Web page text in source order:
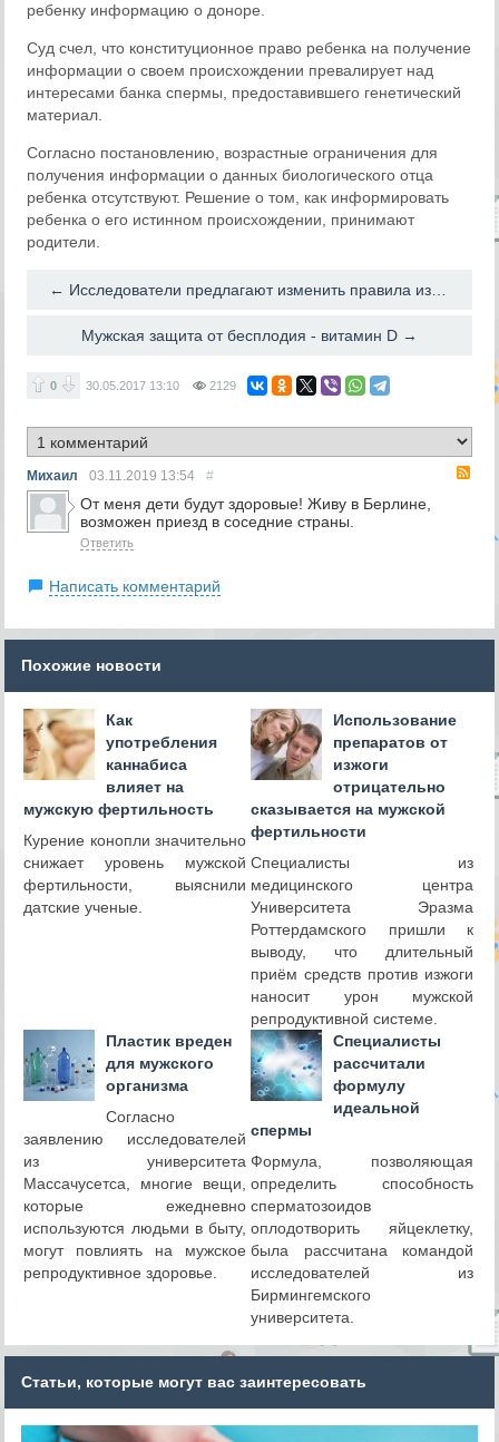
ребенку информацию о доноре.
Суд счел, что конституционное право ребенка на получение
информации о своем происхождении превалирует над
интересами банка спермы, предоставившего генетический
материал.
Согласно постановлению, возрастные ограничения для
получения информации о данных биологического отца
ребенка отсутствуют. Решение о том, как информировать
ребенка о его истинном происхождении, принимают
родители.
← Исследователи предлагают изменить правила изучения эмбрионов
Мужская защита от бесплодия - витамин D →
0 30.05.2017 13:10 2129
Михаил 03.11.2019 13:54 #
От меня дети будут здоровые! Живу в Берлине,
возможен приезд в соседние страны.
Ответить
Написать комментарий
Похожие новости
Как
употребления
каннабиса
влияет на
мужскую фертильность
Курение конопли значительно
снижает уровень мужской
фертильности, выяснили
датские ученые.
Использование
препаратов от
изжоги
отрицательно
сказывается на мужской
фертильности
Специалисты из
медицинского центра
Университета Эразма
Роттердамского пришли к
выводу, что длительный
приём средств против изжоги
наносит урон мужской
репродуктивной системе.
Пластик вреден
для мужского
организма
Согласно
заявлению исследователей
из университета
Массачусетса, многие вещи,
которые ежедневно
используются людьми в быту,
могут повлиять на мужское
репродуктивное здоровье.
Специалисты
рассчитали
формулу
идеальной
спермы
Формула, позволяющая
определить способность
сперматозоидов
оплодотворить яйцеклетку,
была рассчитана командой
исследователей из
Бирмингемского
университета.
Статьи, которые могут вас заинтересовать